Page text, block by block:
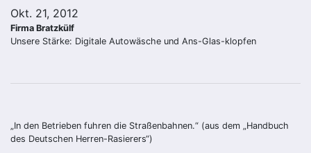
Okt. 21, 2012
Firma Bratzkülf
Unsere Stärke: Digitale Autowäsche und Ans-Glas-klopfen
„In den Betrieben fuhren die Straßenbahnen.“ (aus dem „Handbuch
des Deutschen Herren-Rasierers“)